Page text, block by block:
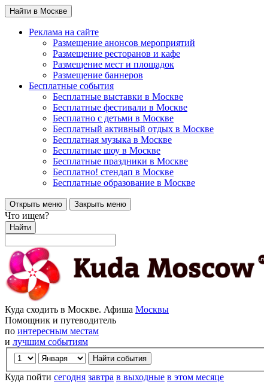
Найти в Москве
Реклама на сайте
Размещение анонсов мероприятий
Размещение ресторанов и кафе
Размещение мест и площадок
Размещение баннеров
Бесплатные события
Бесплатные выставки в Москве
Бесплатные фестивали в Москве
Бесплатно с детьми в Москве
Бесплатный активный отдых в Москве
Бесплатная музыка в Москве
Бесплатные шоу в Москве
Бесплатные праздники в Москве
Бесплатно! стендап в Москве
Бесплатные образование в Москве
Открыть меню Закрыть меню
Что ищем?
Найти
Куда сходить в Москве. Афиша Москвы
Помощник и путеводитель
по интересным местам
и лучшим событиям
Куда пойти сегодня завтра в выходные в этом месяце